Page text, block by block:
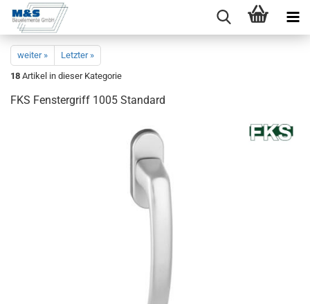
weiter »
Letzter »
18 Artikel in dieser Kategorie
FKS Fens­ter­griff 1005 Stan­dard